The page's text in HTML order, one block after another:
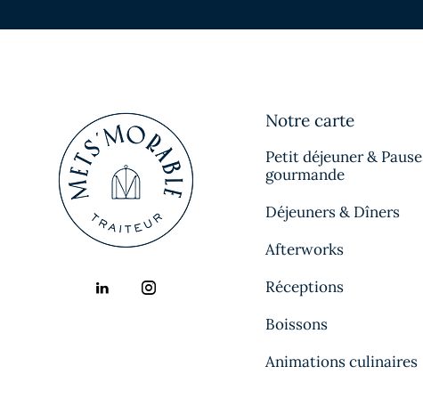
Notre carte
Petit déjeuner & Pause
gourmande
Déjeuners & Dîners
Afterworks
Réceptions
Boissons
Animations culinaires